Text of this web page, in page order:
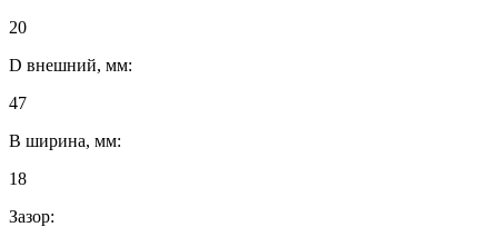
20
D внешний, мм:
47
B ширина, мм:
18
Зазор: